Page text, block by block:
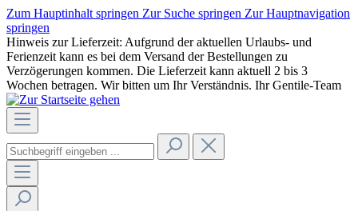
Zum Hauptinhalt springen Zur Suche springen Zur Hauptnavigation
springen
Hinweis zur Lieferzeit: Aufgrund der aktuellen Urlaubs- und
Ferienzeit kann es bei dem Versand der Bestellungen zu
Verzögerungen kommen. Die Lieferzeit kann aktuell 2 bis 3
Wochen betragen. Wir bitten um Ihr Verständnis. Ihr Gentile-Team